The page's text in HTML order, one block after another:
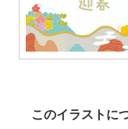
このイラストに